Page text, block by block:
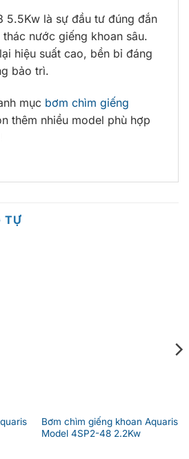
5.5Kw là sự đầu tư đúng đắn
nước giếng khoan sâu.
hiệu suất cao, bền bỉ đáng
bảo trì.
mục bơm chìm giếng
thêm nhiều model phù hợp
TỰ
Bơm chìm giếng khoan Aquaris
Model 4SP2-48 2.2Kw